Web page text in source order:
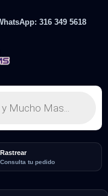
316 349 5618
Rastrear
Consulta tu pedido